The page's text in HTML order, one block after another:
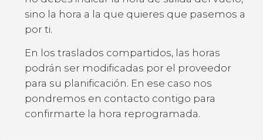
sino la hora a la que quieres que pasemos a
por ti.
En los traslados compartidos, las horas
podrán ser modificadas por el proveedor
para su planificación. En ese caso nos
pondremos en contacto contigo para
confirmarte la hora reprogramada.